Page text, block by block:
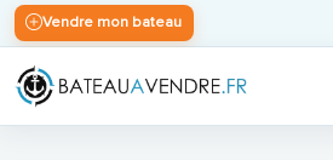
Vendre mon bateau